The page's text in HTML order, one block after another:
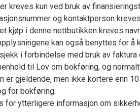
kreves kun ved bruk av
og kontaktperson
kjøp i denne nettbutikken kreves
kan også benyttes for
i forbindelse med bruk av
til Lov om bokføring, og
gjeldende, men ikke kortere enn 10
for bokføring.
for ytterligere informasjon om